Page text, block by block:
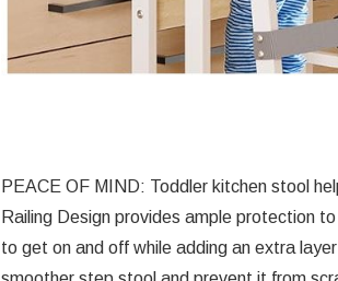
PEACE OF MIND: Toddler kitchen stool
Railing Design provides ample protection
to get on and off while adding an extra